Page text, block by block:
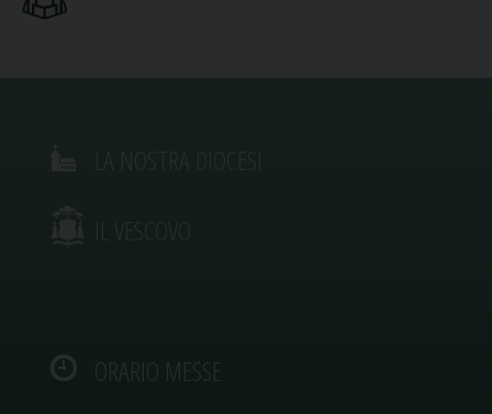
IL VESCOVO
ORARIO MESSE